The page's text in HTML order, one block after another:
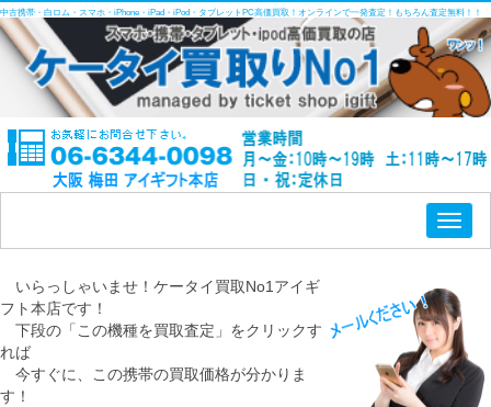
中古携帯・白ロム・スマホ・iPhone・iPad・iPod・タブレットPC高価買取！オンラインで一発査定！もちろん査定無料！！
いらっしゃいませ！ケータイ買取No1アイギ
フト本店です！
下段の「この機種を買取査定」をクリックす
れば
今すぐに、この携帯の買取価格が分かりま
す！